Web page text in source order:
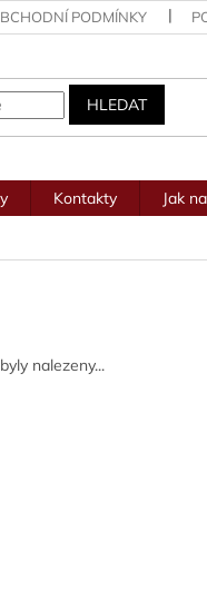
PODMÍNKY
HLEDAT
Kontakty Jak
nalezeny...